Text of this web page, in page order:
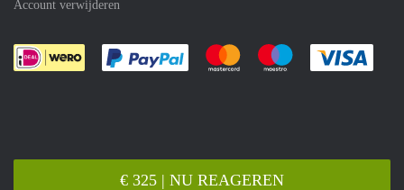
€ 325 | NU REAGEREN
Account verwijderen
Je rekent gemakkelijk af met Paypal
Je rekent gemakkelijk af met
Je rekent